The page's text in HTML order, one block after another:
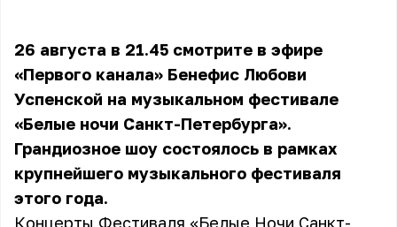
26 августа в 21.45 смотрите в эфире
«Первого канала» Бенефис Любови
Успенской на музыкальном фестивале
«Белые ночи Санкт-Петербурга».
Грандиозное шоу состоялось в рамках
крупнейшего музыкального фестиваля
этого года.
Концерты Фестиваля «Белые Ночи Санкт-